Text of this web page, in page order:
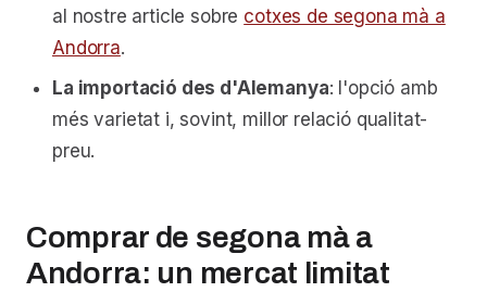
al nostre article sobre cotxes de segona mà a
Andorra.
La importació des d'Alemanya: l'opció amb
més varietat i, sovint, millor relació qualitat-
preu.
Comprar de segona mà a
Andorra: un mercat limitat